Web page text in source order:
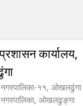
कार्यालय,
नगरपालिका-११, ओखलढुंगा
ओखलढुङ्गा